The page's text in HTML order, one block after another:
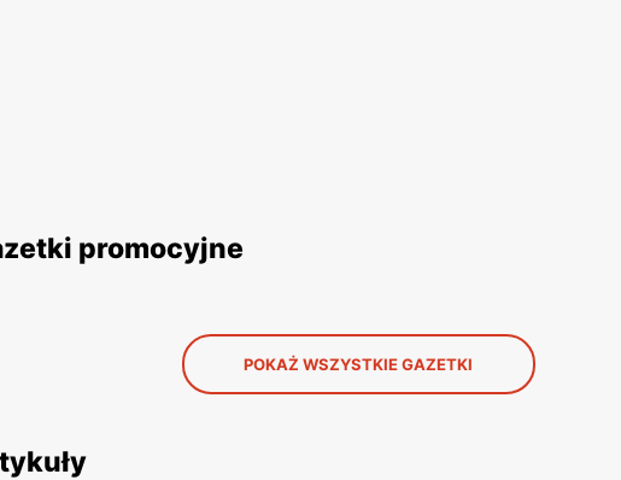
promocyjne
POKAŻ WSZYSTKIE GAZETKI